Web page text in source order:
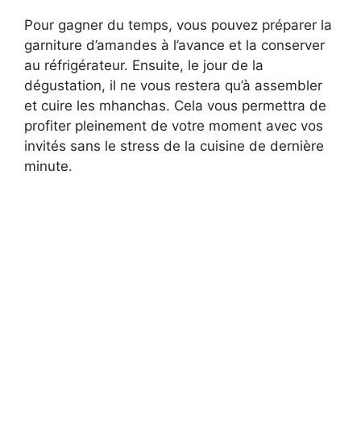
Pour gagner du temps, vous pouvez préparer la
garniture d’amandes à l’avance et la conserver
au réfrigérateur. Ensuite, le jour de la
dégustation, il ne vous restera qu’à assembler
et cuire les mhanchas. Cela vous permettra de
profiter pleinement de votre moment avec vos
invités sans le stress de la cuisine de dernière
minute.